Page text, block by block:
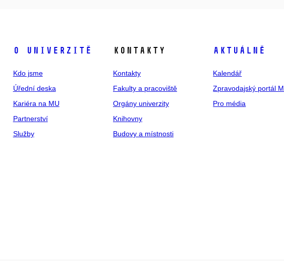
O univerzitě
Kdo jsme
Úřední deska
Kariéra na MU
Partnerství
Služby
Kontakty
Kontakty
Fakulty a pracoviště
Orgány univerzity
Knihovny
Budovy a místnosti
Aktuálně
Kalendář
Zpravodajský portál
Pro média